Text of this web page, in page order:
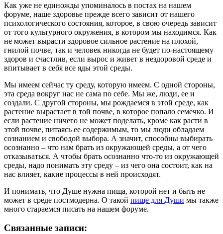
Как уже не единожды упоминалось в постах на нашем
форуме, наше здоровье прежде всего зависит от нашего
психологического состояния, которое, в свою очередь зависит
от того культурного окружения, в котором мы находимся. Как
не может вырасти здоровое сильное растение на плохой,
гнилой почве, так и человек никогда не будет по-настоящему
здоров и счастлив, если вырос и живет в нездоровой среде и
впитывает в себя все яды этой среды.
Мы имеем сейчас ту среду, которую имеем. С одной стороны,
эта среда вокруг нас не сама по себе. Мы же, люди, ее и
создали. С другой стороны, мы рождаемся в этой среде, как
растение вырастает в той почве, в которое попало семечко. И
если растение ничего не может поделать, кроме как расти в
этой почве, питаясь ее содержимым, то мы люди обладаем
сознанием и свободой выбора. А значит, способны выбирать
осознанно – что нам брать из окружающей среды, а от чего
отказываться. А чтобы брать осознанно что-то из окружающей
среды, надо понимать эту среду – из чего она состоит, как на
нас влияет, какие процессы в ней происходят.
И понимать, что Душе нужна пища, которой нет и быть не
может в среде постмодерна. О такой пище для Души мы также
много стараемся писать на нашем форуме.
Связанные записи: